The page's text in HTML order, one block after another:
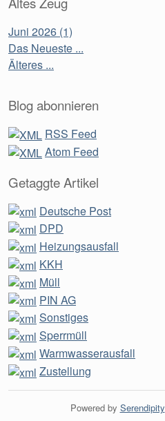
Juni 2026 (1)
Das Neueste ...
Älteres ...
Blog abonnieren
RSS Feed
Atom Feed
Getaggte Artikel
Deutsche Post
DPD
Heizungsausfall
KKH
Müll
PIN AG
Sonstiges
Sperrmüll
Warmwasserausfall
Zustellung
Powered by Serendipity